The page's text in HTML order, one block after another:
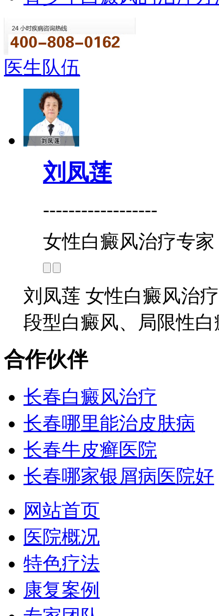
医生队伍
刘凤莲
------------------
女性白癜风治疗专家
刘凤莲 女性白癜风治
段型白癜风、局限性
合作伙伴
长春白癜风治疗
长春哪里能治皮肤病
长春牛皮癣医院
长春哪家银屑病医院好
网站首页
医院概况
特色疗法
康复案例